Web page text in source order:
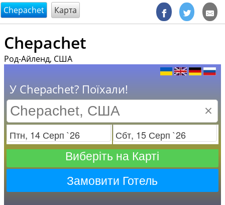
@endsectiom
Chepachet Карта
Chepachet
Род-Айленд, США
У Chepachet? Поїхали!
×
Заезд Отъезд
Виберіть на Карті
Замовити Готель